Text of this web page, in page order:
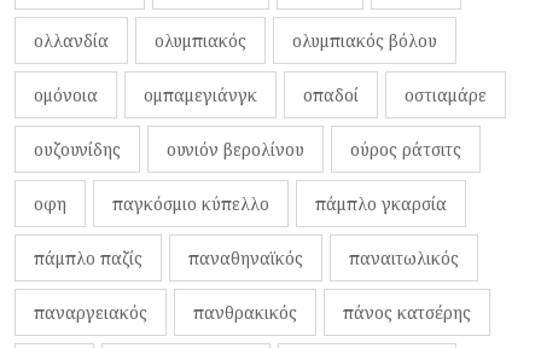
ολλανδία ολυμπιακός ολυμπιακός βόλου
ομόνοια ομπαμεγιάνγκ οπαδοί οστιαμάρε
ουζουνίδης ουνιόν βερολίνου ούρος ράτσιτς
οφη παγκόσμιο κύπελλο πάμπλο γκαρσία
πάμπλο παζίς παναθηναϊκός παναιτωλικός
παναργειακός πανθρακικός πάνος κατσέρης